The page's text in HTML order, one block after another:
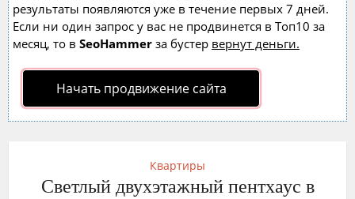
результаты появляются уже в течение первых 7 дней.
Если ни один запрос у вас не продвинется в Топ10 за
месяц, то в SeoHammer за бустер вернут деньги.
Начать продвижение сайта
Квартиры
Светлый двухэтажный пентхаус в